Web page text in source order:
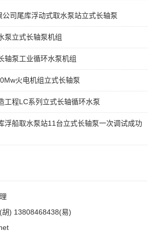
司尾库浮动式取水泵站立式长轴泵
泵立式长轴泵机组
轴泵工业循环水泵机组
火电机组立式长轴泵
工程LC系列立式长轴循环水泵
浮船取水泵站11台立式长轴泵一次调试成功
) 13808468438(易)